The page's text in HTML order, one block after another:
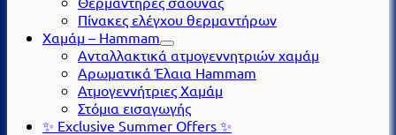
Πίνακες ελέγχου θερμαντήρων
Χαμάμ – Hammam
Ανταλλακτικά ατμογεννητριών χαμάμ
Αρωματικά Έλαια Hammam
Ατμογεννήτριες Χαμάμ
Στόμια εισαγωγής
✨ Exclusive Summer Offers ✨